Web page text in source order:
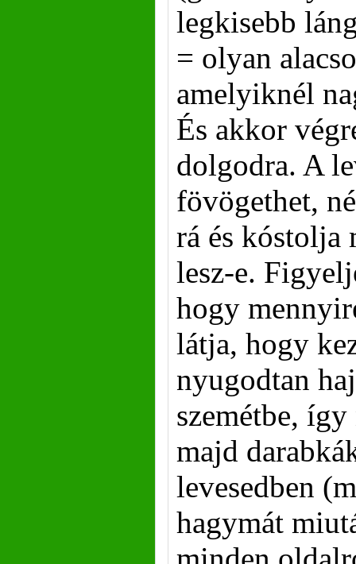
legkisebb
= olyan
amelyiknél
És akkor
dolgodra. A
fövögethet,
rá és kóstolja
lesz-e.
hogy
látja, hogy
nyugodtan
szemétbe,
majd
levesedben
hagymát